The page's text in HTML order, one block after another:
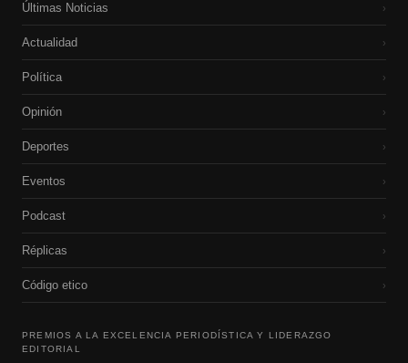
Últimas Noticias ›
Actualidad ›
Política ›
Opinión ›
Deportes ›
Eventos ›
Podcast ›
Réplicas ›
Código etico ›
PREMIOS A LA EXCELENCIA PERIODÍSTICA Y LIDERAZGO
EDITORIAL